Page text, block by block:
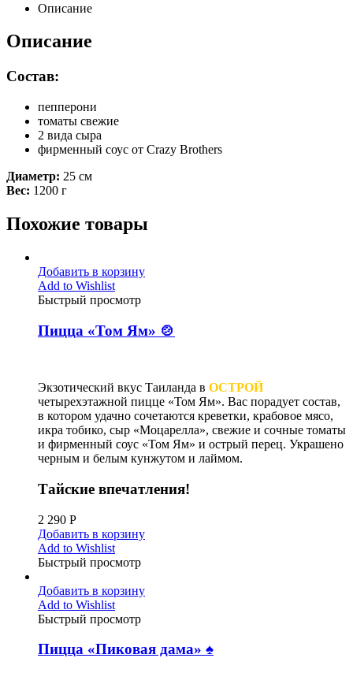
Описание
Описание
Состав:
пепперони
томаты свежие
2 вида сыра
фирменный соус от Crazy Brothers
Диаметр: 25 см
Вес: 1200 г
Похожие товары
Добавить в корзину
Add to Wishlist
Быстрый просмотр
Пицца «Том Ям» 🍲
Экзотический вкус Таиланда в ОСТРОЙ
четырехэтажной пицце «Том Ям». Вас порадует состав,
в котором удачно сочетаются креветки, крабовое мясо,
икра тобико, сыр «Моцарелла», свежие и сочные томаты
и фирменный соус «Том Ям» и острый перец. Украшено
черным и белым кунжутом и лаймом.
Тайские впечатления!
2 290 Р
Добавить в корзину
Add to Wishlist
Быстрый просмотр
Добавить в корзину
Add to Wishlist
Быстрый просмотр
Пицца «Пиковая дама» ♠